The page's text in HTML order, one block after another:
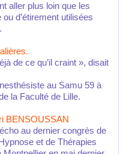
aller plus loin que les
d’étirement utilisées
de ce qu’il craint », disait
au Samu 59 à
la Faculté de Lille.
BENSOUSSAN
au dernier congrès de
et de Thérapies